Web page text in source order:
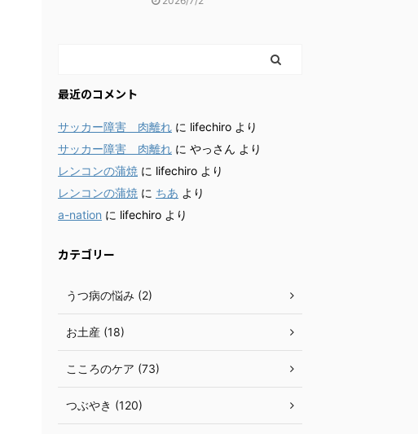
最近のコメント
サッカー障害 肉離れ に lifechiro より
サッカー障害 肉離れ に やっさん より
レンコンの蒲焼 に lifechiro より
レンコンの蒲焼 に ちあ より
a-nation に lifechiro より
カテゴリー
うつ病の悩み (2)
お土産 (18)
こころのケア (73)
つぶやき (120)